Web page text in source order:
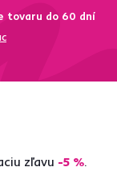
tovaru do 60 dní
zľavu -5 %.